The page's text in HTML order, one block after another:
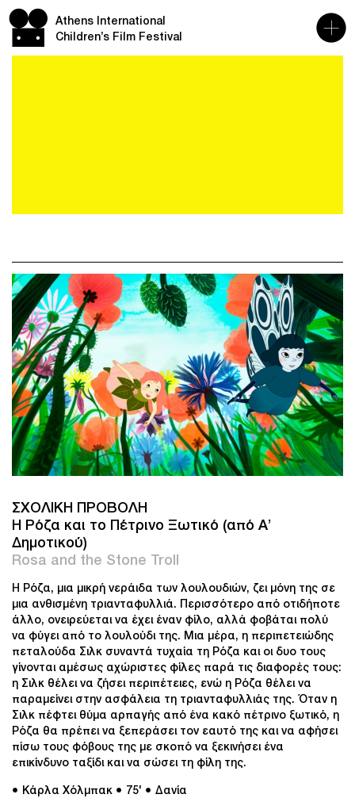
Athens International
Children’s Film Festival
ΣΧΟΛΙΚΗ ΠΡΟΒΟΛΗ
Η Ρόζα και το Πέτρινο Ξωτικό (από Α’
Δημοτικού)
Rosa and the Stone Troll
Η Ρόζα, μια μικρή νεράιδα των λουλουδιών, ζει μόνη της σε
μια ανθισμένη τριανταφυλλιά. Περισσότερο από οτιδήποτε
άλλο, ονειρεύεται να έχει έναν φίλο, αλλά φοβάται πολύ
να φύγει από το λουλούδι της. Μια μέρα, η περιπετειώδης
πεταλούδα Σιλκ συναντά τυχαία τη Ρόζα και οι δυο τους
γίνονται αμέσως αχώριστες φίλες παρά τις διαφορές τους:
η Σιλκ θέλει να ζήσει περιπέτειες, ενώ η Ρόζα θέλει να
παραμείνει στην ασφάλεια τη τριανταφυλλιάς της. Όταν η
Σιλκ πέφτει θύμα αρπαγής από ένα κακό πέτρινο ξωτικό, η
Ρόζα θα πρέπει να ξεπεράσει τον εαυτό της και να αφήσει
πίσω τους φόβους της με σκοπό να ξεκινήσει ένα
επικίνδυνο ταξίδι και να σώσει τη φίλη της.
● Κάρλα Χόλμπακ ● 75' ● Δανία